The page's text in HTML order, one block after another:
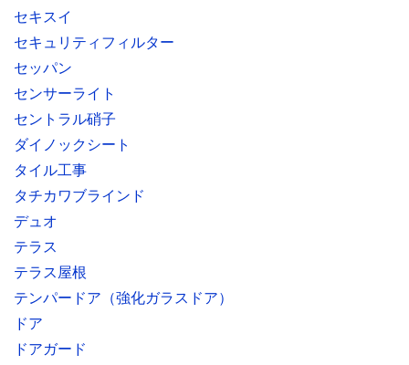
セキスイ
セキュリティフィルター
セッパン
センサーライト
セントラル硝子
ダイノックシート
タイル工事
タチカワブラインド
デュオ
テラス
テラス屋根
テンパードア（強化ガラスドア）
ドア
ドアガード